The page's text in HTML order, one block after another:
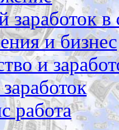
заработок в
и бизнес
и
работа